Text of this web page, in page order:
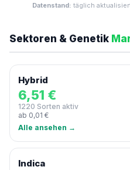
Datenstand: täglich
Sektoren & Genetik
Hybrid
6,51 €
1220 Sorten aktiv
ab 0,01 €
Alle ansehen →
Indica